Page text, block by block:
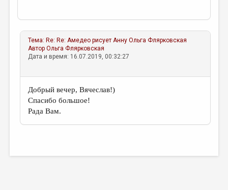
Тема: Re: Re: Амедео рисует Анну Ольга Флярковская
АвторОльга Флярковская
Дата и время: 16.07.2019, 00:32:27
Добрый вечер, Вячеслав!)
Спасибо большое!
Рада Вам.